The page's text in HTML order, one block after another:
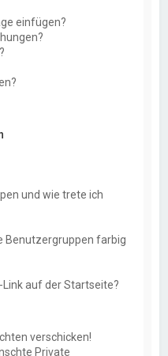
einfügen?
und wie trete ich
Benutzergruppen farbig
Link auf der Startseite?
verschicken!
Private